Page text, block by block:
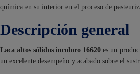
química en su interior en el proceso de
Descripción general
Laca altos sólidos incoloro 16620 es un
un excelente desempeño y acabado sobre el